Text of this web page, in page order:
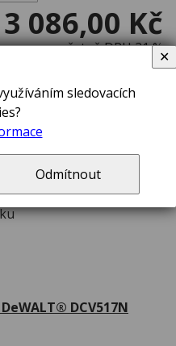
3 086,00 Kč
včetně DPH 21 %
elektroodpadu a autorské odměny,
na dotaz
ks
DCV517N
sledovacích
Odmítnout
✕